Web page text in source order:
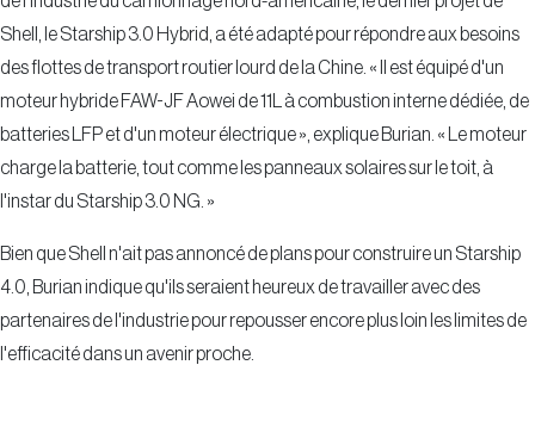
Shell, le Starship 3.0 Hybrid, a été adapté pour répondre aux besoins
des flottes de transport routier lourd de la Chine. « Il est équipé d'un
moteur hybride FAW-JF Aowei de 11L à combustion interne dédiée, de
batteries LFP et d'un moteur électrique », explique Burian. « Le moteur
charge la batterie, tout comme les panneaux solaires sur le toit, à
l'instar du Starship 3.0 NG. »
Bien que Shell n'ait pas annoncé de plans pour construire un Starship
4.0, Burian indique qu'ils seraient heureux de travailler avec des
partenaires de l'industrie pour repousser encore plus loin les limites de
l'efficacité dans un avenir proche.